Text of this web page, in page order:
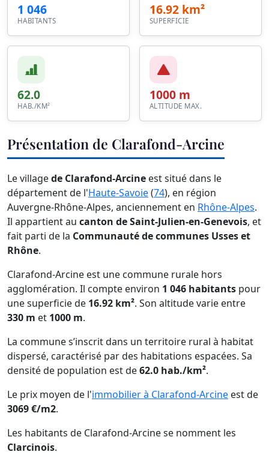
1 046
HABITANTS
16.92 km²
SUPERFICIE
62.0
HAB./KM²
1000 m
ALTITUDE MAX.
Présentation de Clarafond-Arcine
Le villagede Clarafond-Arcine est situé dans le
département de l'Haute-Savoie(74), en région
Auvergne-Rhône-Alpes, anciennement en Rhône-Alpes.
Il appartient au canton de Saint-Julien-en-Genevois, et
fait parti de la Communauté de communes Usses et
Rhône.
Clarafond-Arcine est une commune rurale hors
agglomération. Il compte environ 1 046 habitants pour
une superficie de 16.92 km². Son altitude varie entre
330 m et 1000 m.
La commune s’inscrit dans un territoire rural à habitat
dispersé, caractérisé par des habitations espacées. Sa
densité de population est de62.0 hab./km².
Le prix moyen de l'immobilier à Clarafond-Arcine est de
3069 €/m2.
Les habitants de Clarafond-Arcine se nomment les
Clarcinois.